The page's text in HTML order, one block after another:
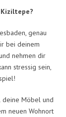
genau
bei deinem
nehmen dir
stressig sein,
deine Möbel und
neuen Wohnort